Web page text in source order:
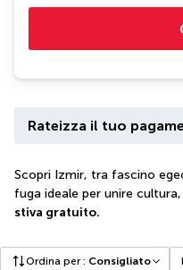
Rateizza il tuo
Scopri Izmir, tra fascino
fuga ideale per unire
stiva gratuito.
Ordina per: Consigliato